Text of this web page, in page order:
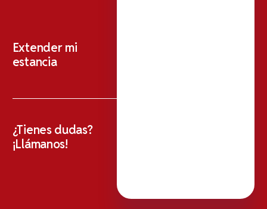
Extender mi
estancia
¿Tienes dudas?
¡Llámanos!